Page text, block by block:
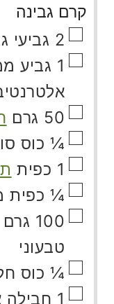
קרם גבינה
▢
2 גביעי
▢
1 גביע
▢
50 גרם
▢
¼ כוס
▢
1 כפית
▢
¼ כפית
▢
100 גרם
טבעוני
▢
¼ כוס
▢
1 חבילה